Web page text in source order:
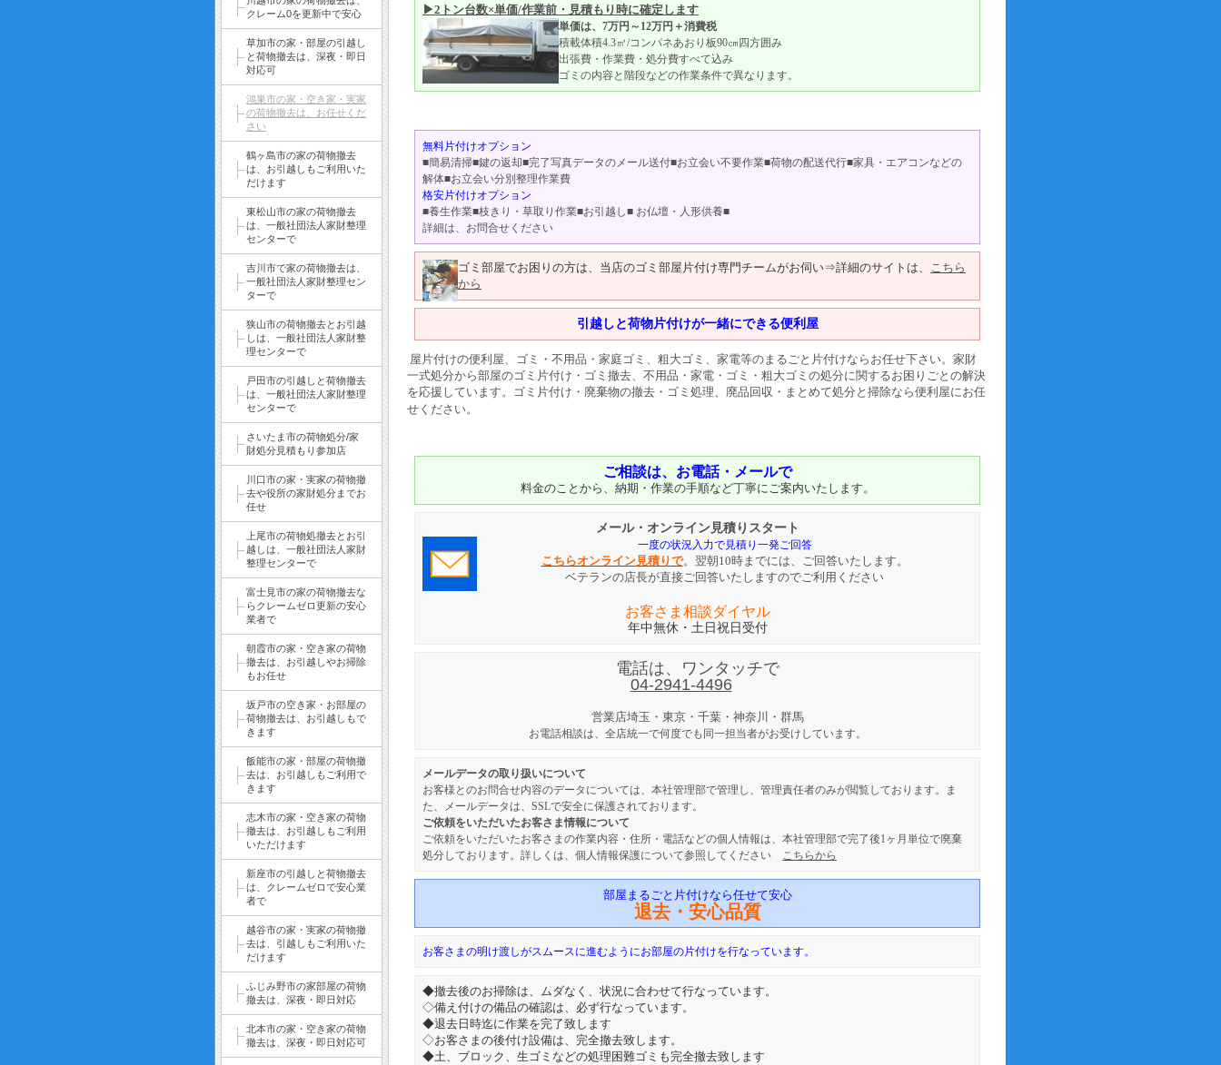
クレーム0を更新中で安心
草加市の家・部屋の引越し
と荷物撤去は、深夜・即日
対応可
鴻巣市の家・空き家・実家
の荷物撤去は、お任せくだ
さい
鶴ヶ島市の家の荷物撤去
は、お引越しもご利用いた
だけます
東松山市の家の荷物撤去
は、一般社団法人家財整理
センターで
吉川市で家の荷物撤去は、
一般社団法人家財整理セン
ターで
狭山市の荷物撤去とお引越
しは、一般社団法人家財整
理センターで
戸田市の引越しと荷物撤去
は、一般社団法人家財整理
センターで
さいたま市の荷物処分/家
財処分見積もり参加店
川口市の家・実家の荷物撤
去や役所の家財処分までお
任せ
上尾市の荷物処撤去とお引
越しは、一般社団法人家財
整理センターで
富士見市の家の荷物撤去な
らクレームゼロ更新の安心
業者で
朝霞市の家・空き家の荷物
撤去は、お引越しやお掃除
もお任せ
坂戸市の空き家・お部屋の
荷物撤去は、お引越しもで
きます
飯能市の家・部屋の荷物撤
去は、お引越しもご利用で
きます
志木市の家・空き家の荷物
撤去は、お引越しもご利用
いただけます
新座市の引越しと荷物撤去
は、クレームゼロで安心業
者で
越谷市の家・実家の荷物撤
去は、引越しもご利用いた
だけます
ふじみ野市の家部屋の荷物
撤去は、深夜・即日対応
北本市の家・空き家の荷物
撤去は、深夜・即日対応可
▶2トン台数×単価/作業前・見積もり時に確定します
単価は、7万円～12万円＋消費税
積載体積4.3㎥/コンパネあおり板90㎝四方囲み
出張費・作業費・処分費すべて込み
ゴミの内容と階段などの作業条件で異なります。
無料片付けオプション
■簡易清掃■鍵の返却■完了写真データのメール送付■お立会い不要作業■荷物の配送代行■家具・エアコンなどの
解体■お立会い分別整理作業費
格安片付けオプション
■養生作業■枝きり・草取り作業■お引越し■ お仏壇・人形供養■
詳細は、お問合せください
ゴミ部屋でお困りの方は、当店のゴミ部屋片付け専門チームがお伺い⇒詳細のサイトは、 こちら
から
引越しと荷物片付けが一緒にできる便利屋
屋片付けの便利屋、ゴミ・不用品・家庭ゴミ、粗大ゴミ、家電等のまるごと片付けならお任せ下さい。家財
一式処分から部屋のゴミ片付け・ゴミ撤去、不用品・家電・ゴミ・粗大ゴミの処分に関するお困りごとの解決
を応援しています。ゴミ片付け・廃棄物の撤去・ゴミ処理、廃品回収・まとめて処分と掃除なら便利屋にお任
せください。
ご相談は、お電話・メールで
料金のことから、納期・作業の手順など丁寧にご案内いたします。
メール・オンライン見積りスタート
一度の状況入力で見積り一発ご回答
こちらオンライン見積りで。翌朝10時までには、ご回答いたします。
ベテランの店長が直接ご回答いたしますのでご利用ください
お客さま相談ダイヤル
年中無休・土日祝日受付
電話は、ワンタッチで
04-2941-4496
営業店埼玉・東京・千葉・神奈川・群馬
お電話相談は、全店統一で何度でも同一担当者がお受けしています。
メールデータの取り扱いについて
お客様とのお問合せ内容のデータについては、本社管理部で管理し、管理責任者のみが閲覧しております。ま
た、メールデータは、SSLで安全に保護されております。
ご依頼をいただいたお客さま情報について
ご依頼をいただいたお客さまの作業内容・住所・電話などの個人情報は、本社管理部で完了後1ヶ月単位で廃棄
処分しております。詳しくは、個人情報保護について参照してください こちらから
部屋まるごと片付けなら任せて安心
退去・安心品質
お客さまの明け渡しがスムースに進むようにお部屋の片付けを行なっています。
◆撤去後のお掃除は、ムダなく、状況に合わせて行なっています。
◇備え付けの備品の確認は、必ず行なっています。
◆退去日時迄に作業を完了致します
◇お客さまの後付け設備は、完全撤去致します。
◆土、ブロック、生ゴミなどの処理困難ゴミも完全撤去致します